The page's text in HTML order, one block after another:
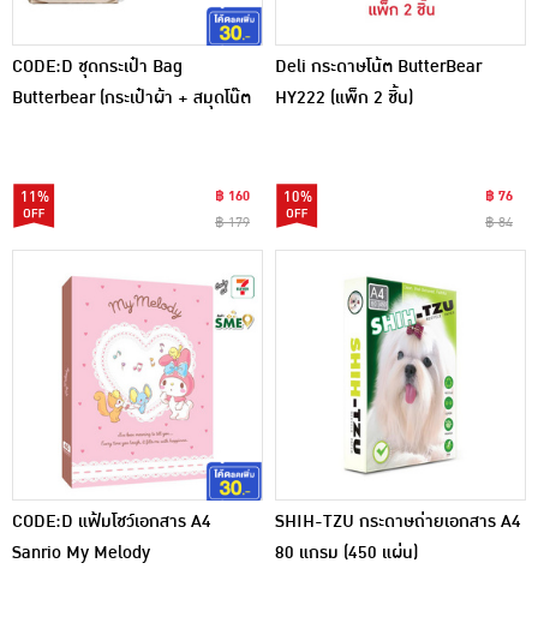
CODE:D ชุดกระเป๋า Bag
Butterbear (กระเป๋าผ้า + สมุดโน๊ต
11%
฿ 160
฿ 179
Deli กระดาษโน้ต ButterBear
HY222 (แพ็ก 2 ชิ้น)
10%
฿ 76
฿ 84
CODE:D แฟ้มโชว์เอกสาร A4
Sanrio My Melody
SHIH-TZU กระดาษถ่ายเอกสาร A4
80 แกรม (450 แผ่น)